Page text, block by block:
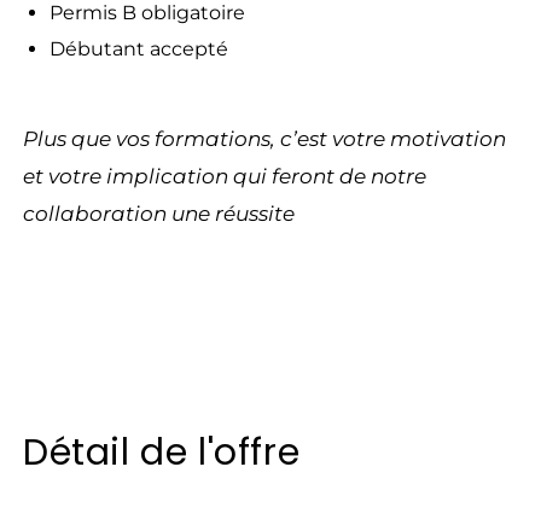
Permis B obligatoire
Débutant accepté
Plus que vos formations, c’est votre motivation
et votre implication qui feront de notre
collaboration une réussite
Détail de l'offre